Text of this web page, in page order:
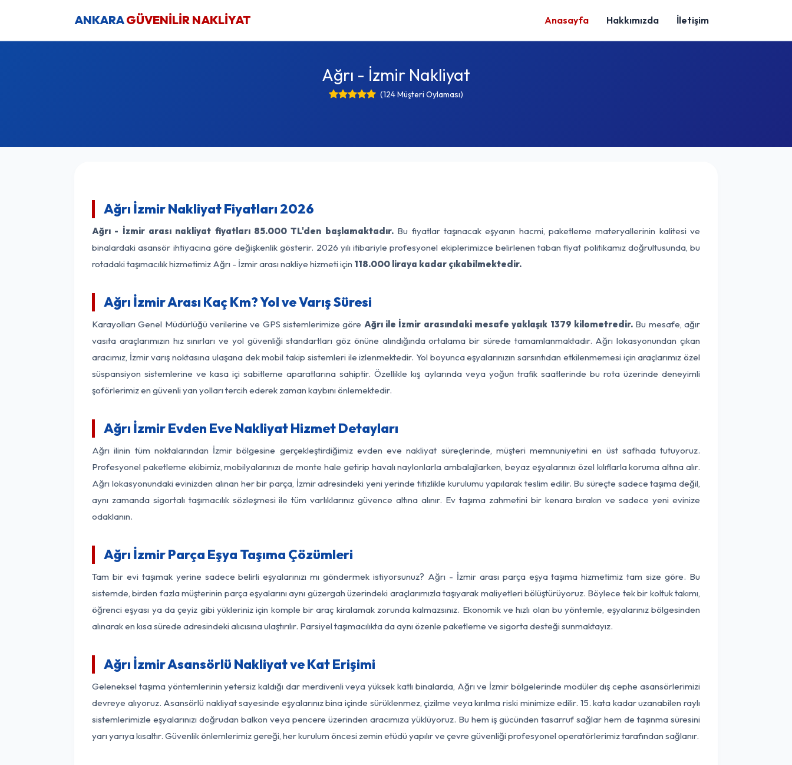
ANKARAGÜVENİLİR NAKLİYAT Anasayfa Hakkımızda İletişim
Ağrı - İzmir Nakliyat
(124 Müşteri Oylaması)
Ağrı İzmir Nakliyat Fiyatları 2026
Ağrı - İzmir arası nakliyat fiyatları 85.000 TL'den başlamaktadır.Bu fiyatlar taşınacak eşyanın hacmi, paketleme materyallerinin kalitesi ve
binalardaki asansör ihtiyacına göre değişkenlik gösterir. 2026 yılı itibariyle profesyonel ekiplerimizce belirlenen taban fiyat politikamız doğrultusunda, bu
rotadaki taşımacılık hizmetimiz Ağrı - İzmir arası nakliye hizmeti için 118.000 liraya kadar çıkabilmektedir.
Ağrı İzmir Arası Kaç Km? Yol ve Varış Süresi
Karayolları Genel Müdürlüğü verilerine ve GPS sistemlerimize göre Ağrı ile İzmir arasındaki mesafe yaklaşık 1379 kilometredir. Bu mesafe, ağır
vasıta araçlarımızın hız sınırları ve yol güvenliği standartları göz önüne alındığında ortalama bir sürede tamamlanmaktadır. Ağrı lokasyonundan çıkan
aracımız, İzmir varış noktasına ulaşana dek mobil takip sistemleri ile izlenmektedir. Yol boyunca eşyalarınızın sarsıntıdan etkilenmemesi için araçlarımız özel
süspansiyon sistemlerine ve kasa içi sabitleme aparatlarına sahiptir. Özellikle kış aylarında veya yoğun trafik saatlerinde bu rota üzerinde deneyimli
şoförlerimiz en güvenli yan yolları tercih ederek zaman kaybını önlemektedir.
Ağrı İzmir Evden Eve Nakliyat Hizmet Detayları
Ağrı ilinin tüm noktalarından İzmir bölgesine gerçekleştirdiğimiz evden eve nakliyat süreçlerinde, müşteri memnuniyetini en üst safhada tutuyoruz.
Profesyonel paketleme ekibimiz, mobilyalarınızı de monte hale getirip havalı naylonlarla ambalajlarken, beyaz eşyalarınızı özel kılıflarla koruma altına alır.
Ağrı lokasyonundaki evinizden alınan her bir parça, İzmir adresindeki yeni yerinde titizlikle kurulumu yapılarak teslim edilir. Bu süreçte sadece taşıma değil,
aynı zamanda sigortalı taşımacılık sözleşmesi ile tüm varlıklarınız güvence altına alınır. Ev taşıma zahmetini bir kenara bırakın ve sadece yeni evinize
odaklanın.
Ağrı İzmir Parça Eşya Taşıma Çözümleri
Tam bir evi taşımak yerine sadece belirli eşyalarınızı mı göndermek istiyorsunuz? Ağrı - İzmir arası parça eşya taşıma hizmetimiz tam size göre. Bu
sistemde, birden fazla müşterinin parça eşyalarını aynı güzergah üzerindeki araçlarımızla taşıyarak maliyetleri bölüştürüyoruz. Böylece tek bir koltuk takımı,
öğrenci eşyası ya da çeyiz gibi yükleriniz için komple bir araç kiralamak zorunda kalmazsınız. Ekonomik ve hızlı olan bu yöntemle, eşyalarınız bölgesinden
alınarak en kısa sürede adresindeki alıcısına ulaştırılır. Parsiyel taşımacılıkta da aynı özenle paketleme ve sigorta desteği sunmaktayız.
Ağrı İzmir Asansörlü Nakliyat ve Kat Erişimi
Geleneksel taşıma yöntemlerinin yetersiz kaldığı dar merdivenli veya yüksek katlı binalarda, Ağrı ve İzmir bölgelerinde modüler dış cephe asansörlerimizi
devreye alıyoruz. Asansörlü nakliyat sayesinde eşyalarınız bina içinde sürüklenmez, çizilme veya kırılma riski minimize edilir. 15. kata kadar uzanabilen raylı
sistemlerimizle eşyalarınızı doğrudan balkon veya pencere üzerinden aracımıza yüklüyoruz. Bu hem iş gücünden tasarruf sağlar hem de taşınma süresini
yarı yarıya kısaltır. Güvenlik önlemlerimiz gereği, her kurulum öncesi zemin etüdü yapılır ve çevre güvenliği profesyonel operatörlerimiz tarafından sağlanır.